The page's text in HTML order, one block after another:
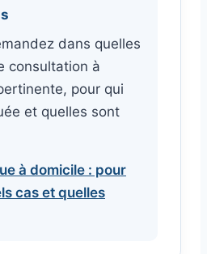
dans quelles
consultation à
pour qui
et quelles sont
à domicile : pour
cas et quelles